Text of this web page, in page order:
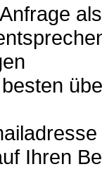
Ihren